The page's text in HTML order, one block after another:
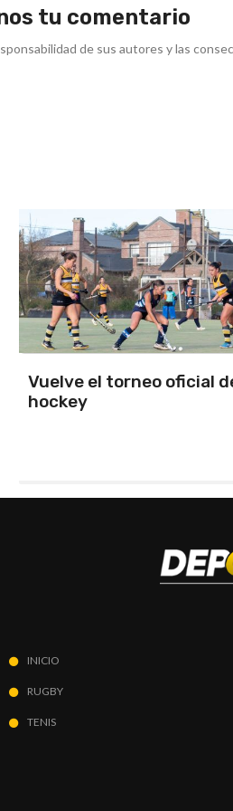
tu comentario
de sus autores y las
Unión y Progreso busca
cerrar la serie frente a
INICIO
RUGBY
TENIS